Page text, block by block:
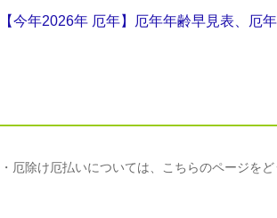
【今年2026年 厄年】厄年年齢早見表、厄
厄除け厄払いについては、こちらのページをど